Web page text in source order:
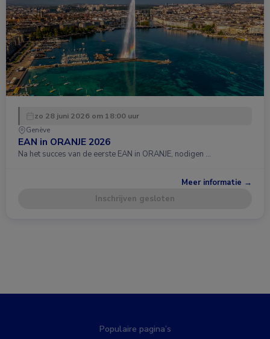
zo 28 juni 2026 om 18:00 uur
Genève
EAN in ORANJE 2026
Na het succes van de eerste EAN in ORANJE, nodigen …
Meer informatie →
Inschrijven gesloten
Populaire pagina’s